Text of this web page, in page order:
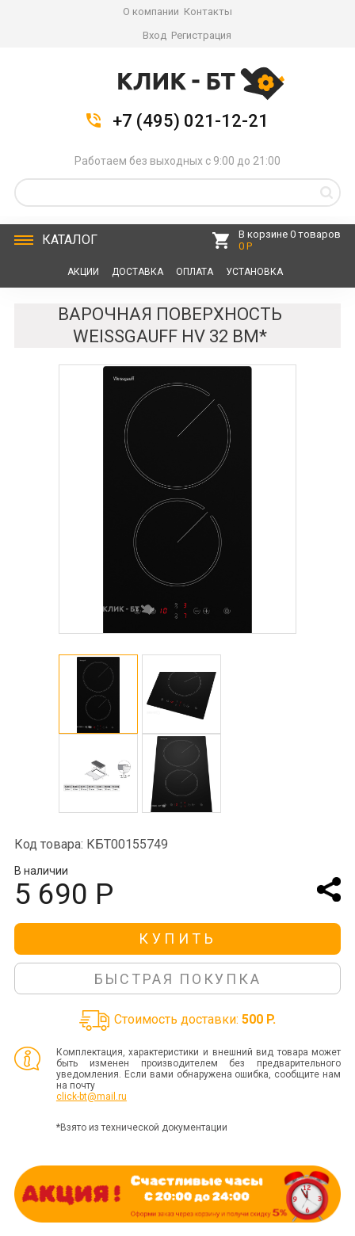
О компании Контакты
Вход Регистрация
+7 (495) 021-12-21
Работаем без выходных с 9:00 до 21:00
КАТАЛОГ
В корзине 0 товаров
0 Р
АКЦИИ ДОСТАВКА ОПЛАТА УСТАНОВКА
ВАРОЧНАЯ ПОВЕРХНОСТЬ
WEISSGAUFF HV 32 BM*
Код товара: КБТ00155749
В наличии
5 690 Р
КУПИТЬ
БЫСТРАЯ ПОКУПКА
Стоимость доставки: 500 P.
Комплектация, характеристики и внешний вид товара может
быть изменен производителем без предварительного
уведомления. Если вами обнаружена ошибка, сообщите нам
на почту
click-bt@mail.ru
*Взято из технической документации